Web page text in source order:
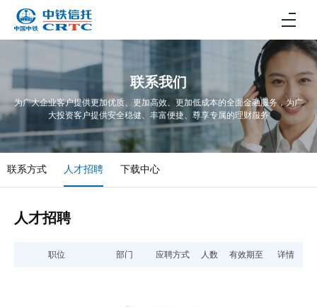
联系我们
为广大企业客户提供更加优质、更加高效、更加低成本的全面金融服务，为广
大投资客户提供安全稳健、丰富便捷、尊享专属的理财服务
联系方式 人才招聘 下载中心
人才招聘
职位 部门 应聘方式 人数 有效期至 详情